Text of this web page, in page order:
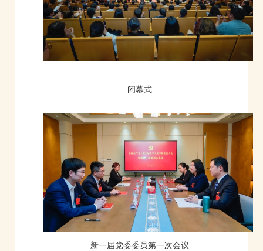
闭幕式
新一届党委委员第一次会议